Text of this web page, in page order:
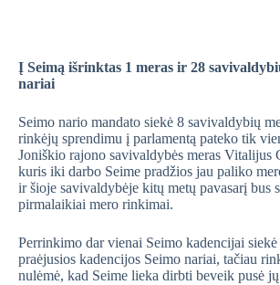
Į Seimą išrinktas 1 meras ir 28
nariai
Seimo nario mandato siekė 8 savivaldybių
rinkėjų sprendimu į parlamentą pateko tik
Joniškio rajono savivaldybės meras Vitalijus
kuris iki darbo Seime pradžios jau paliko
ir šioje savivaldybėje kitų metų pavasarį bus
pirmalaikiai mero rinkimai.
Perrinkimo dar vienai Seimo kadencijai
praėjusios kadencijos Seimo nariai, tačiau
nulėmė, kad Seime lieka dirbti beveik pusė